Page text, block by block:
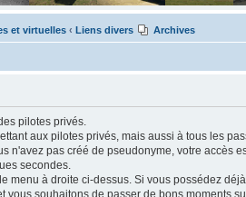
et virtuelles ‹ Liens divers Archives
pilotes privés.
aux pilotes privés, mais aussi à tous les
n'avez pas créé de pseudonyme, votre
secondes.
menu à droite ci-dessus. Si vous possédez
vous souhaitons de passer de bons moments